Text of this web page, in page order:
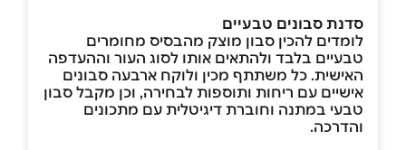
סדנת סבונים טבעיים
לומדים להכין סבון מוצק מהבסיס מחומרים
טבעיים בלבד ולהתאים אותו לסוג העור וההעדפה
האישית. כל משתתף מכין ולוקח ארבעה סבונים
אישיים עם ריחות ותוספות לבחירה, וכן מקבל סבון
טבעי במתנה וחוברת דיגיטלית עם מתכונים
והדרכה.